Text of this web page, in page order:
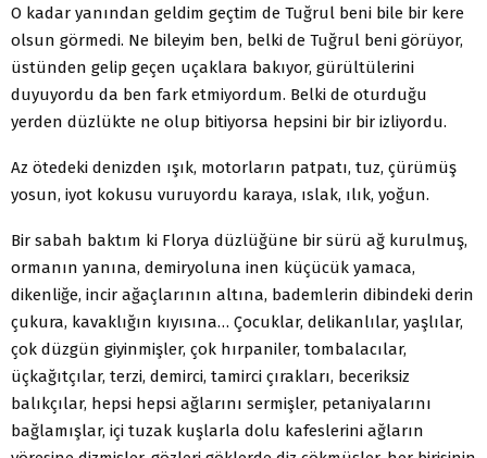
O kadar yanından geldim geçtim de Tuğrul beni bile bir kere
olsun görmedi. Ne bileyim ben, belki de Tuğrul beni görüyor,
üstünden gelip geçen uçaklara bakıyor, gürültülerini
duyuyordu da ben fark etmiyordum. Belki de oturduğu
yerden düzlükte ne olup bitiyorsa hepsini bir bir izliyordu.
Az ötedeki denizden ışık, motorların patpatı, tuz, çürümüş
yosun, iyot kokusu vuruyordu karaya, ıslak, ılık, yoğun.
Bir sabah baktım ki Florya düzlüğüne bir sürü ağ kurulmuş,
ormanın yanına, demiryoluna inen küçücük yamaca,
dikenliğe, incir ağaçlarının altına, bademlerin dibindeki derin
çukura, kavaklığın kıyısına… Çocuklar, delikanlılar, yaşlılar,
çok düzgün giyinmişler, çok hırpaniler, tombalacılar,
üçkağıtçılar, terzi, demirci, tamirci çırakları, beceriksiz
balıkçılar, hepsi hepsi ağlarını sermişler, petaniyalarını
bağlamışlar, içi tuzak kuşlarla dolu kafeslerini ağların